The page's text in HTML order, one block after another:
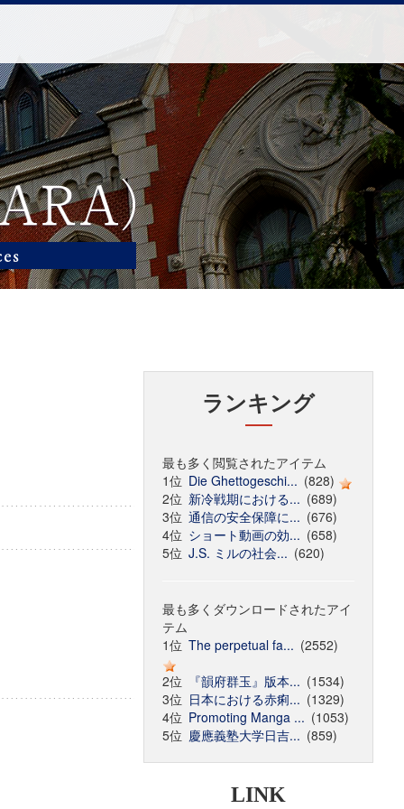
ランキング
最も多く閲覧されたアイテム
1位 Die Ghettogeschi... (828)
2位 新冷戦期における... (689)
3位 通信の安全保障に... (676)
4位 ショート動画の効... (658)
5位 J.S. ミルの社会... (620)
最も多くダウンロードされたアイ
テム
1位 The perpetual fa... (2552)
2位
『韻府群玉』版本... (1534)
3位 日本における赤痢... (1329)
4位 Promoting Manga ... (1053)
5位 慶應義塾大学日吉... (859)
LINK